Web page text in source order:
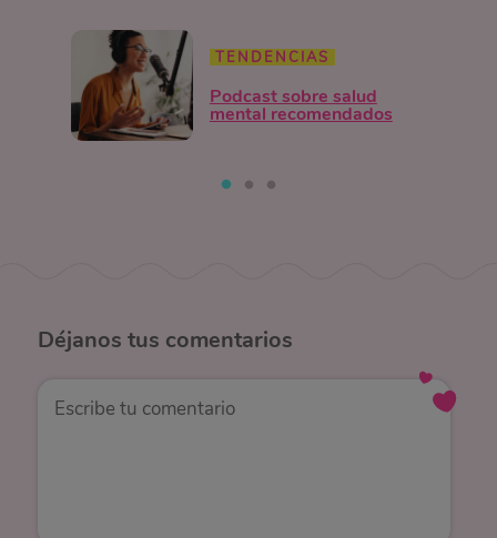
TENDENCIAS
Podcast sobre salud
mental recomendados
Déjanos tus comentarios